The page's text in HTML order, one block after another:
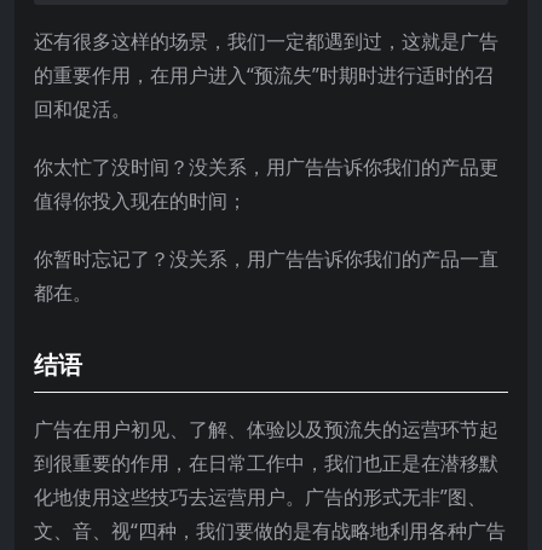
还有很多这样的场景，我们一定都遇到过，这就是广告
的重要作用，在用户进入“预流失”时期时进行适时的召
回和促活。
你太忙了没时间？没关系，用广告告诉你我们的产品更
值得你投入现在的时间；
你暂时忘记了？没关系，用广告告诉你我们的产品一直
都在。
结语
广告在用户初见、了解、体验以及预流失的运营环节起
到很重要的作用，在日常工作中，我们也正是在潜移默
化地使用这些技巧去运营用户。广告的形式无非”图、
文、音、视“四种，我们要做的是有战略地利用各种广告